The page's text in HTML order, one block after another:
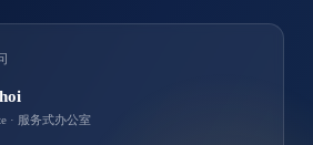
· 服务式办公室